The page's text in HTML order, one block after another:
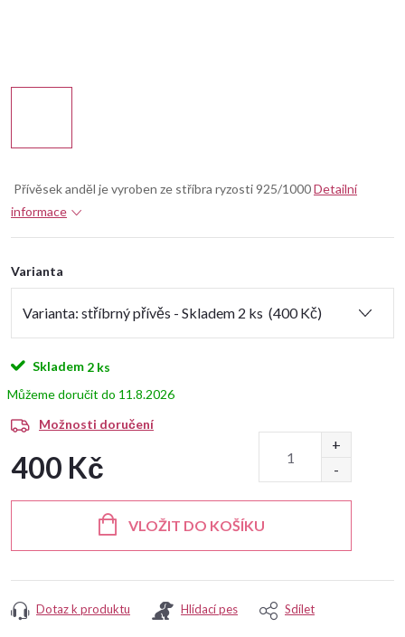
Přívěsek anděl je vyroben ze stříbra ryzosti 925/1000Detailní
informace
Varianta
Skladem 2 ks
11.8.2026
Možnosti doručení
400 Kč
VLOŽIT DO KOŠÍKU
Dotaz k produktu Hlídací pes Sdílet